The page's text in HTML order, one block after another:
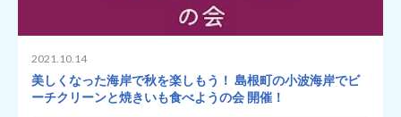
2021.10.14
美しくなった海岸で秋を楽しもう！ 島根町の小波海岸でビ
ーチクリーンと焼きいも食べようの会 開催！